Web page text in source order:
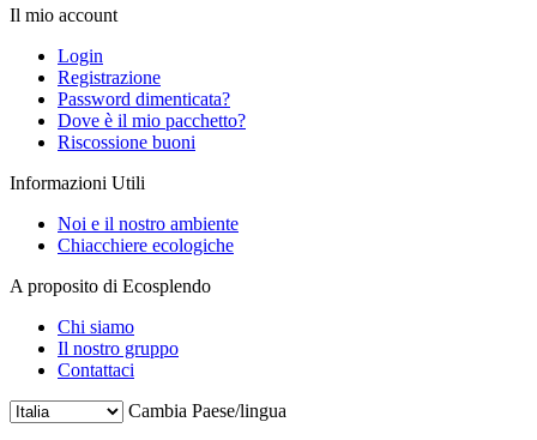
Il mio account
Login
Registrazione
Password dimenticata?
Dove è il mio pacchetto?
Riscossione buoni
Informazioni Utili
Noi e il nostro ambiente
Chiacchiere ecologiche
A proposito di Ecosplendo
Chi siamo
Il nostro gruppo
Contattaci
Cambia Paese/lingua